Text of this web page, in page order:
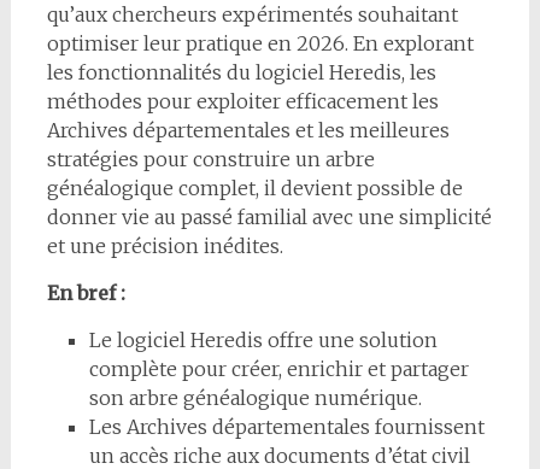
qu’aux chercheurs expérimentés souhaitant
optimiser leur pratique en 2026. En explorant
les fonctionnalités du logiciel Heredis, les
méthodes pour exploiter efficacement les
Archives départementales et les meilleures
stratégies pour construire un arbre
généalogique complet, il devient possible de
donner vie au passé familial avec une simplicité
et une précision inédites.
En bref :
Le logiciel Heredis offre une solution
complète pour créer, enrichir et partager
son arbre généalogique numérique.
Les Archives départementales fournissent
un accès riche aux documents d’état civil